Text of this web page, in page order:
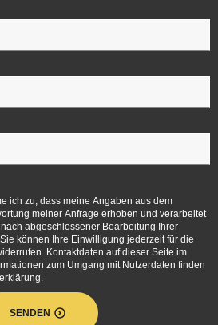
ich zu, dass meine Angaben aus dem
meiner Anfrage erhoben und verarbeitet
abgeschlossener Bearbeitung Ihrer
können Ihre Einwilligung jederzeit für die
Kontaktdaten auf dieser Seite im
zum Umgang mit Nutzerdaten finden
SENDEN